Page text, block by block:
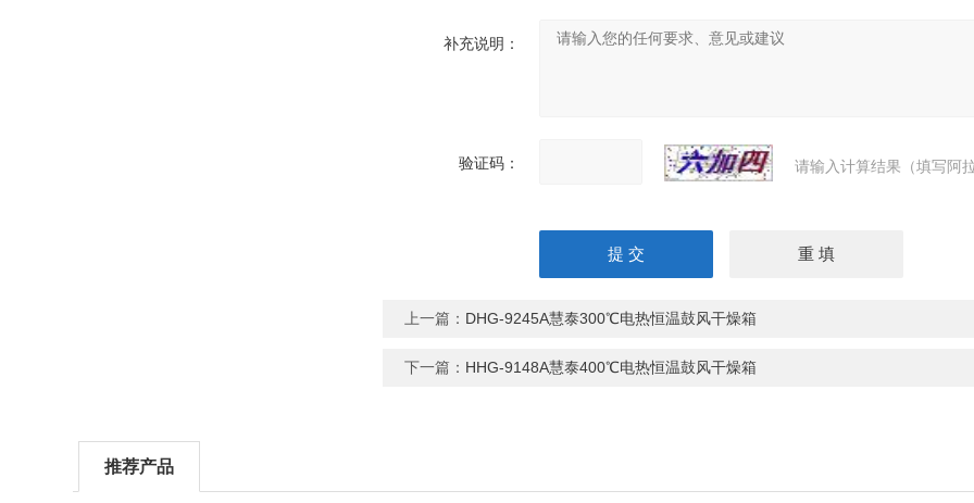
补充说明：
验证码： 请输入计算结果（填写阿
上一篇： DHG-9245A慧泰300℃电热恒温鼓风干燥箱
下一篇： HHG-9148A慧泰400℃电热恒温鼓风干燥箱
推荐产品